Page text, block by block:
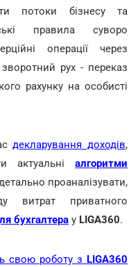
потоки бізнесу та
правила суворо
операції через
рух - переказ
рахунку на особисті
декларування доходів,
актуальні алгоритми
проаналізувати,
витрат приватного
бухгалтера у LIGA360.
свою роботу з LIGA360